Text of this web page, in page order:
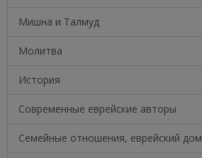
Мишна и Талмуд
Молитва
История
Современные еврейские авторы
Семейные отношения, еврейский дом